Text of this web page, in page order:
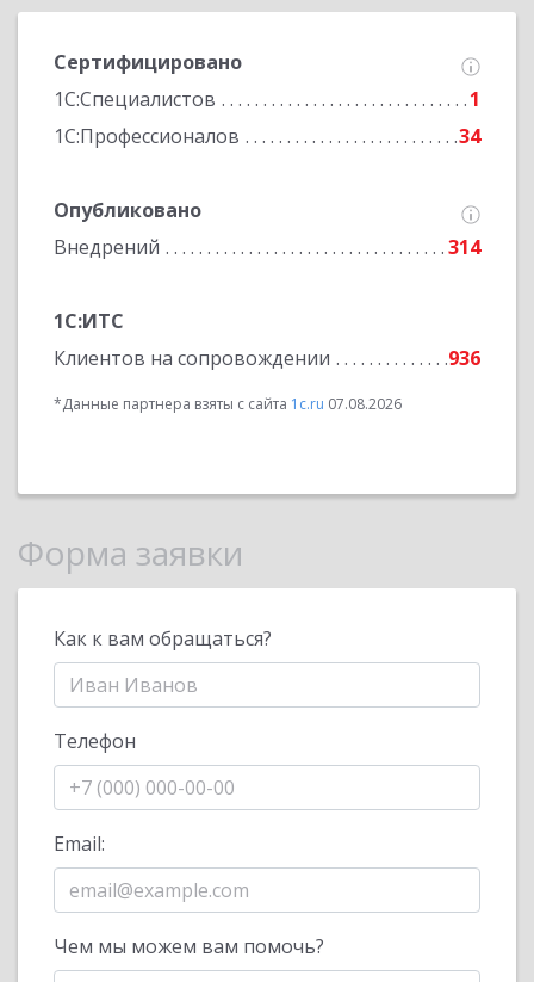
Сертифицировано
1С:Специалистов
1
1С:Профессионалов
34
Опубликовано
Внедрений
314
1С:ИТС
Клиентов на сопровождении
936
*Данные партнера взяты с сайта 1c.ru 07.08.2026
Форма заявки
Как к вам обращаться?
Телефон
Email:
Чем мы можем вам помочь?